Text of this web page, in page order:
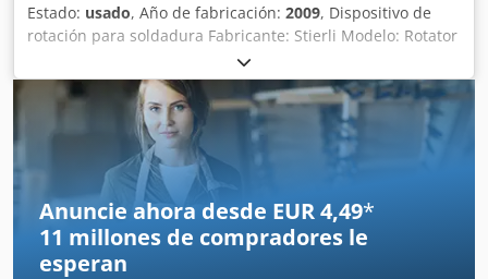
Estado: usado, Año de fabricación: 2009, Dispositivo de
rotación para soldadura Fabricante: Stierli Modelo: Rotator
1000 Año de fabricación: 2009 Diámetro máximo de
rotación: Ancho de carga: 1.000 mm Capacidad de carga
(por par de rotores): 12 toneladas Peso: 3.200 kg Distancia
entre soportes: Estándar: 15 metros Dedpfozkvfusx Aklowa
(conectados mediante un cable de conexión), sin embargo,
la distancia se puede elegir libremente, ya que los
soportes son móviles. ä22726
Anuncie ahora desde EUR 4,49*
11 millones de compradores le
esperan